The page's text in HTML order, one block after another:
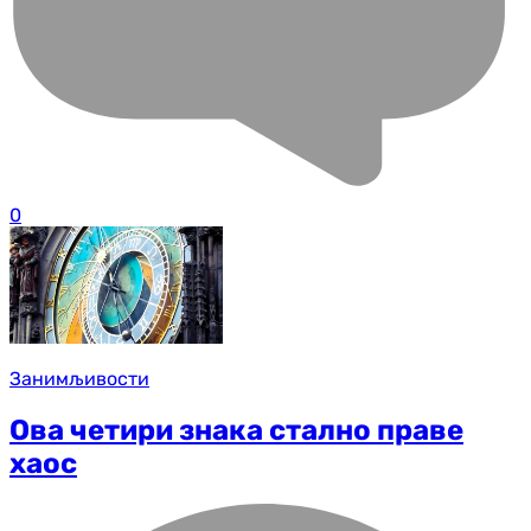
0
Занимљивости
Ова четири знака стално праве
хаос